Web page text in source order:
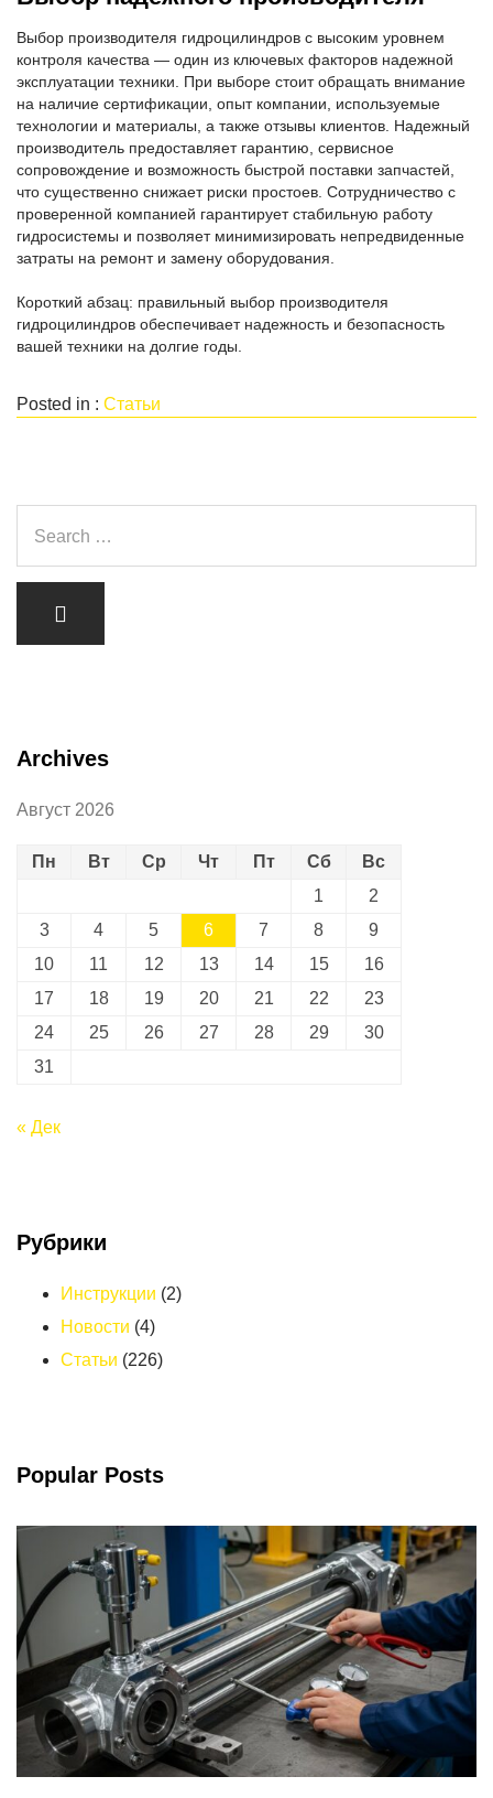
Выбор производителя гидроцилиндров с высоким уровнем
контроля качества — один из ключевых факторов надежной
эксплуатации техники. При выборе стоит обращать внимание
на наличие сертификации, опыт компании, используемые
технологии и материалы, а также отзывы клиентов. Надежный
производитель предоставляет гарантию, сервисное
сопровождение и возможность быстрой поставки запчастей,
что существенно снижает риски простоев. Сотрудничество с
проверенной компанией гарантирует стабильную работу
гидросистемы и позволяет минимизировать непредвиденные
затраты на ремонт и замену оборудования.
Короткий абзац: правильный выбор производителя
гидроцилиндров обеспечивает надежность и безопасность
вашей техники на долгие годы.
Posted in : Статьи
Archives
Август 2026
Пн Вт Ср Чт Пт Сб
Вс
1
2
3
4 5 6 7 8
9
10
11 12 13 14 15
16
17
18 19 20 21 22
23
24
25 26 27 28 29
30
31
« Дек
Рубрики
Инструкции (2)
Новости (4)
Статьи (226)
Popular Posts